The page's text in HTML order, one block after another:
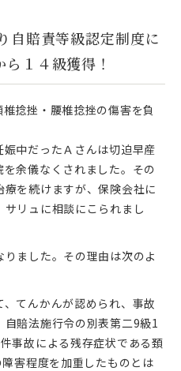
自賠責等級認定制度に
１４級獲得！
捻挫・腰椎捻挫の傷害を負
中だったＡさんは切迫早産
余儀なくされました。その
を続けますが、保険会社に
リュに相談にこられまし
ました。その理由は次のよ
、てんかんが認められ、事故
賠法施行令の別表第二9級1
事故による残存症状である頚
害程度を加重したものとは